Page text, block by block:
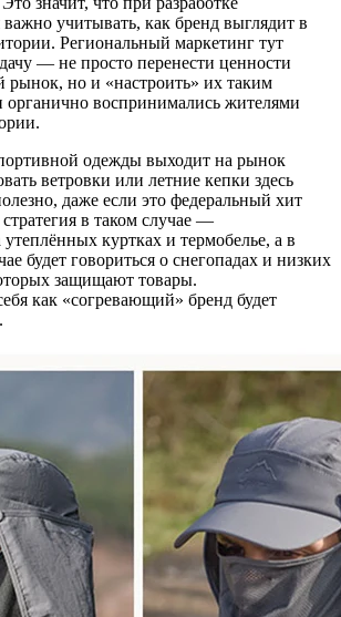
учитывать, как бренд выглядит в
Региональный маркетинг тут
— не просто перенести ценности
но и «настроить» их таким
органично воспринимались жителями
одежды выходит на рынок
ветровки или летние кепки здесь
даже если это федеральный хит
в таком случае —
утеплённых куртках и термобелье, а в
будет говориться о снегопадах и низких
защищают товары.
как «согревающий» бренд будет